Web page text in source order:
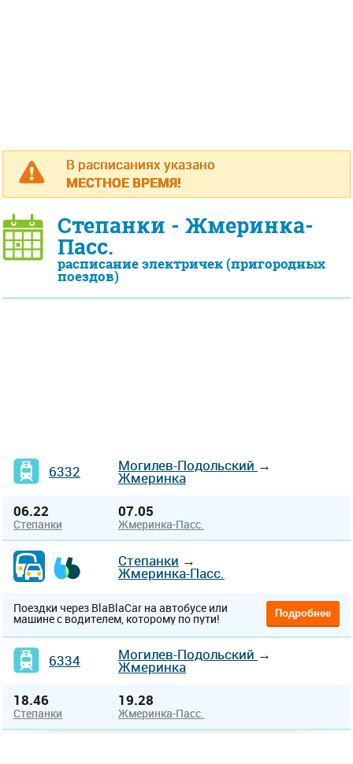
В расписаниях указано
МЕСТНОЕ ВРЕМЯ!
Степанки - Жмеринка-
Пасс.
расписание электричек (пригородных
поездов)
6332 Могилев-Подольский →
Жмеринка
06.22
Степанки
07.05
Жмеринка-Пасс.
Степанки →
Жмеринка-Пасс.
Поездки через BlaBlaCar на автобусе или
машине с водителем, которому по пути! Подробнее
6334 Могилев-Подольский →
Жмеринка
18.46
Степанки
19.28
Жмеринка-Пасс.